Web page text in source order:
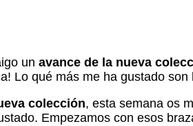
un avance de la nueva
Lo qué más me ha gustado
colección, esta semana os
Empezamos con esos